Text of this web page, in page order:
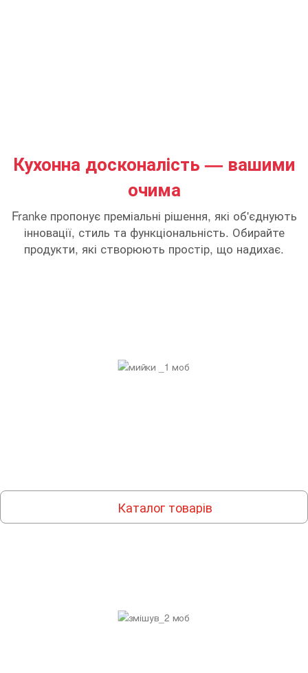
Кухонна досконалість — вашими
очима
Franke пропонує преміальні рішення, які об'єднують
інновації, стиль та функціональність. Обирайте
продукти, які створюють простір, що надихає.
Каталог товарів